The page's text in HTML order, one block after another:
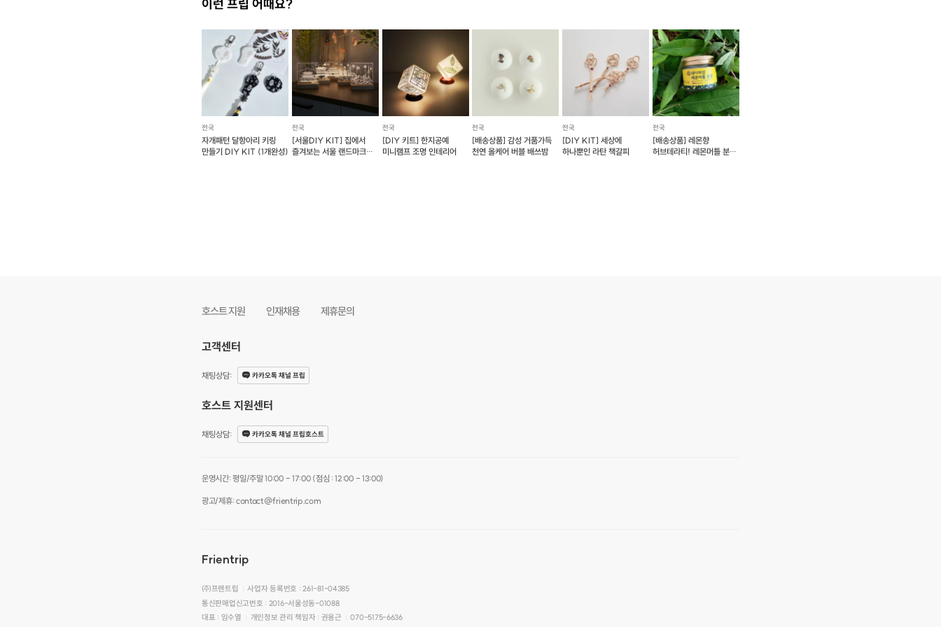
이런 프립 어때요?
전국
자개패턴 달항아리 키링
만들기 DIY KIT (1개완성)
전국
[서울DIY KIT] 집에서
즐겨보는 서울 랜드마크
전국
[DIY 키트] 한지공예
미니램프 조명 인테리어
전국
[배송상품] 감성 거품가득
천연 올케어 버블 배쓰밤
전국
[DIY KIT] 세상에
하나뿐인 라탄 책갈피
전국
[배송상품] 레몬향
허브테라티! 레몬머틀 분말
호스트 지원 인재채용 제휴문의
고객센터
채팅상담: 카카오톡 채널 프립
호스트 지원센터
채팅상담: 카카오톡 채널 프립호스트
운영시간: 평일/주말 10:00 - 17:00 (점심 : 12:00 - 13:00)
광고/제휴: contact@frientrip.com
Frientrip
㈜프렌트립
사업자 등록번호 : 261-81-04385
통신판매업신고번호 : 2016-서울성동-01088
대표 : 임수열
개인정보 관리 책임자 : 권용근 070-5175-6636